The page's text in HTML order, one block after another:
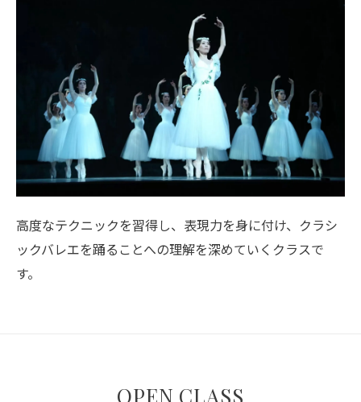
高度なテクニックを習得し、表現力を身に付け、クラシ
ックバレエを踊ることへの理解を深めていくクラスで
す。
OPEN CLASS